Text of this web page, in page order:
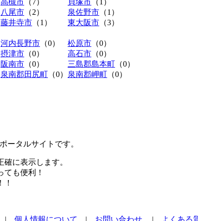
高槻市 （7） 貝塚市 （1）
八尾市 （2） 泉佐野市 （1）
藤井寺市 （1） 東大阪市 （3）
河内長野市 （0） 松原市 （0）
摂津市 （0） 高石市 （0）
阪南市 （0） 三島郡島本町 （0）
泉南郡田尻町 （0） 泉南郡岬町 （0）
ータルサイトです。
に表示します。
も便利！
個人情報について | お問い合わせ | よくある